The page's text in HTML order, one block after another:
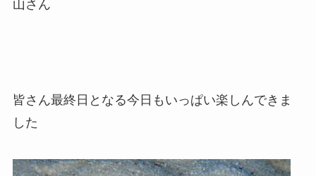
山さん
皆さん最終日となる今日もいっぱい楽しんできま
した